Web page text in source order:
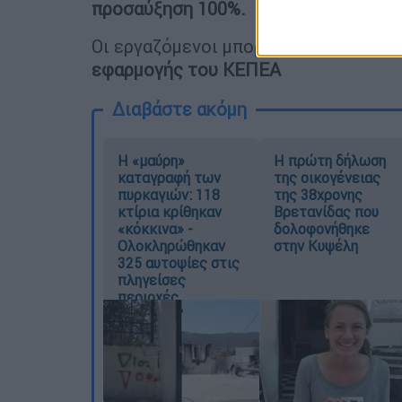
προσαύξηση 100%.
Οι εργαζόμενοι μπορούν να
εφαρμογής του ΚΕΠΕΑ
Διαβάστε ακόμη
Η «μαύρη»
καταγραφή των
πυρκαγιών: 118
κτίρια κρίθηκαν
«κόκκινα» -
Ολοκληρώθηκαν
325 αυτοψίες στις
πληγείσες
περιοχές
Η πρώτη δήλωση
της οικογένειας
της 38χρονης
Βρετανίδας που
δολοφονήθηκε
στην Κυψέλη